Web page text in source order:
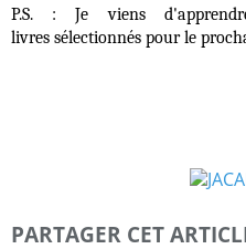
P.S. : Je viens
livres sélectionnés pour le
PARTAGER CET